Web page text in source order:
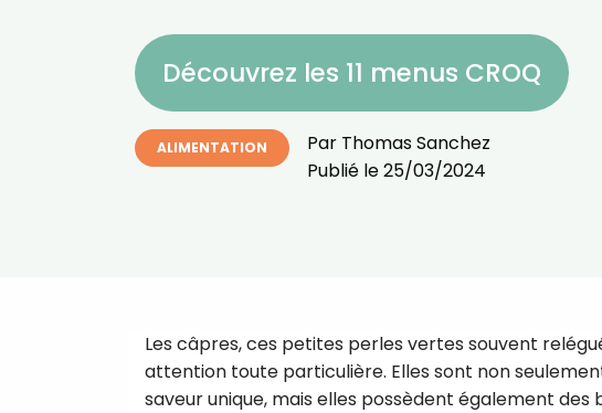
Découvrez les 11 menus CROQ
ALIMENTATION Par Thomas Sanchez
Publié le25/03/2024
Les câpres, ces petites perles vertes souvent
attention toute particulière. Elles sont non
saveur unique, mais elles possèdent également